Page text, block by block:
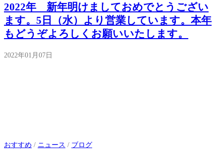
2022年 新年明けましておめでとうござい
ます。5日（水）より営業しています。本年
もどうぞよろしくお願いいたします。
2022年01月07日
おすすめ / ニュース / ブログ